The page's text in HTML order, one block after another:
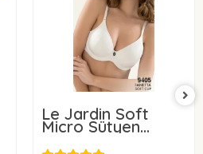
Le Jardin Soft
Micro Sütyen
9405-C